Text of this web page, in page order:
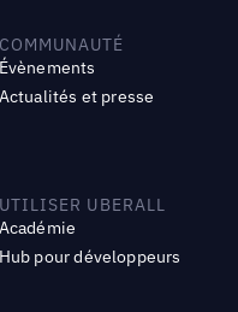
COMMUNAUTÉ
Évènements
Actualités et presse
UTILISER UBERALL
Académie
Hub pour développeurs